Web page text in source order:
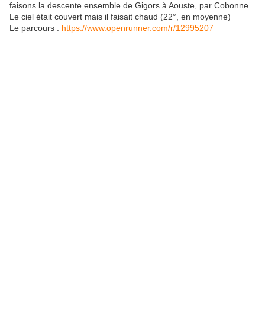
faisons la descente ensemble de Gigors à Aouste, par Cobonne.
Le ciel était couvert mais il faisait chaud (22°, en moyenne)
Le parcours : https://www.openrunner.com/r/12995207